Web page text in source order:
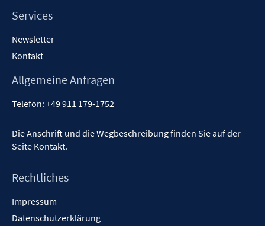
Services
Newsletter
Kontakt
Allgemeine Anfragen
Telefon: +49 911 179-1752
Die Anschrift und die Wegbeschreibung finden Sie auf der
Seite Kontakt.
Rechtliches
Impressum
Datenschutzerklärung